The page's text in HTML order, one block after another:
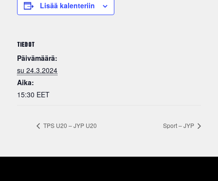
Lisää kalenteriin
TIEDOT
Päivämäärä:
su 24.3.2024
Aika:
15:30 EET
TPS U20 – JYP U20 Sport – JYP